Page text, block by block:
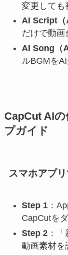
変更しても
AI Script（
だけで動画
AI Song（
ルBGMを
CapCut AI
プガイド
スマホアプ
Step 1：
CapCutを
Step 2：「
動画素材を